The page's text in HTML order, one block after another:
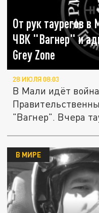
От рук таурегов в
ЧВК "Вагнер" и
Grey Zone
28 ИЮЛЯ 08:03
В Мали идёт
"Вагнер". Вчера
В МИРЕ